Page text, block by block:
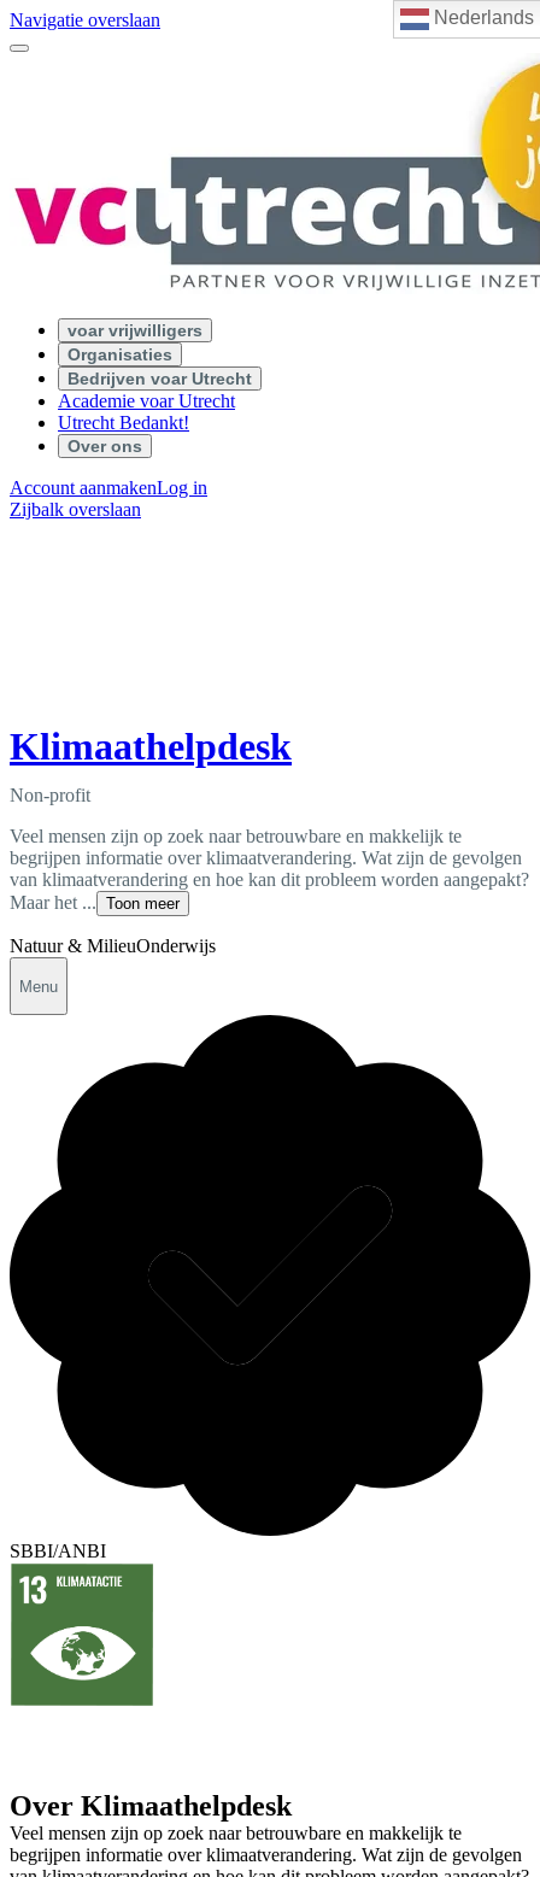
Nederlands
Navigatie overslaan
voar vrijwilligers
Organisaties
Bedrijven voar Utrecht
Academie voar Utrecht
Utrecht Bedankt!
Over ons
Account aanmakenLog in
Zijbalk overslaan
Klimaathelpdesk
Non-profit
Veel mensen zijn op zoek naar betrouwbare en makkelijk te
begrijpen informatie over klimaatverandering. Wat zijn de gevolgen
van klimaatverandering en hoe kan dit probleem worden aangepakt?
Maar het ... Toon meer
Natuur & MilieuOnderwijs
Menu
SBBI/ANBI
Over Klimaathelpdesk
Veel mensen zijn op zoek naar betrouwbare en makkelijk te
begrijpen informatie over klimaatverandering. Wat zijn de gevolgen